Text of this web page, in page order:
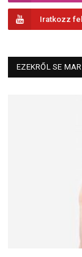
Iratkozz
EZEKRŐL SE